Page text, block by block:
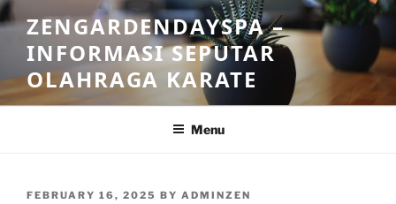
Skip
to
content
ZENGARDENDAYSPA –
INFORMASI SEPUTAR
OLAHRAGA KARATE
Menu
POSTED
FEBRUARY 16, 2025 BY ADMINZEN